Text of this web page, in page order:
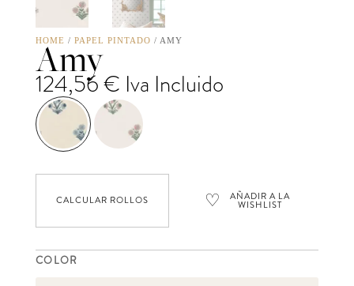
HOME / PAPEL PINTADO / AMY
Amy
124,56€ Iva Incluido
CALCULAR ROLLOS ♡ AÑADIR A LA
WISHLIST
COLOR